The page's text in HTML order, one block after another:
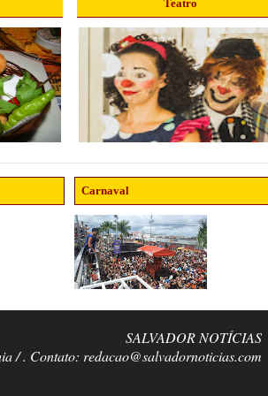
Teatro
Carnaval
SALVADOR NOTÍCIAS
/ . Contato: redacao@salvadornoticias.com